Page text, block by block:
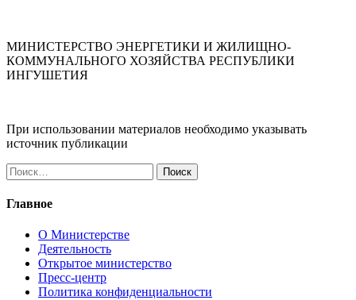
МИНИСТЕРСТВО ЭНЕРГЕТИКИ И ЖИЛИЩНО-
КОММУНАЛЬНОГО ХОЗЯЙСТВА РЕСПУБЛИКИ
ИНГУШЕТИЯ
При использовании материалов необходимо указывать
источник публикации
Найти:
Главное
О Министерстве
Деятельность
Открытое министерство
Пресс-центр
Политика конфиденциальности